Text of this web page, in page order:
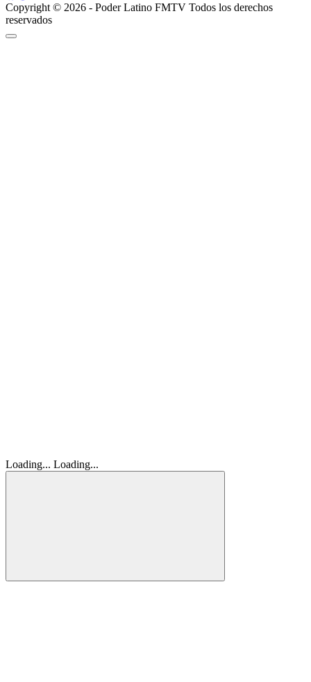
Copyright © 2026 - Poder Latino FMTV Todos los derechos
reservados
Loading... Loading...